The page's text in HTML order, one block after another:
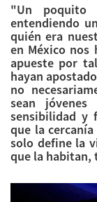
"Un poquito
entendiendo
quién era
en México nos
apueste por
hayan
no
sean
sensibilidad y
que la
solo define la
que la habitan,